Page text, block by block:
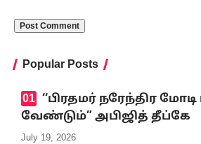
Popular Posts
‘‘பிரதமர் நரேந்திர
வேண்டும்” அபிஜித் தீப்கே
July 19, 2026